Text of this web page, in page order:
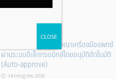
ระบบการขออนุญาตโฆษณาเครื่องมือแพทย์
ผ่านระบบอิเล็กทรอนิกส์โดยอนุมัติอัตโนมัติ
(Auto-approve)
14 กรกฎาคม 2026
CLOSE